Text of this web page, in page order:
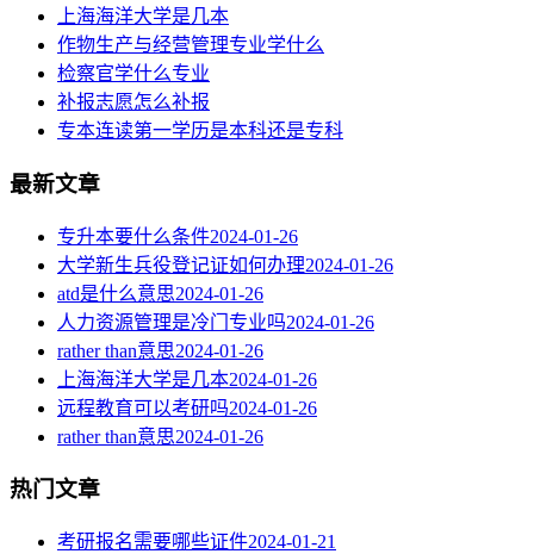
上海海洋大学是几本
作物生产与经营管理专业学什么
检察官学什么专业
补报志愿怎么补报
专本连读第一学历是本科还是专科
最新文章
专升本要什么条件2024-01-26
大学新生兵役登记证如何办理2024-01-26
atd是什么意思2024-01-26
人力资源管理是冷门专业吗2024-01-26
rather than意思2024-01-26
上海海洋大学是几本2024-01-26
远程教育可以考研吗2024-01-26
rather than意思2024-01-26
热门文章
考研报名需要哪些证件2024-01-21